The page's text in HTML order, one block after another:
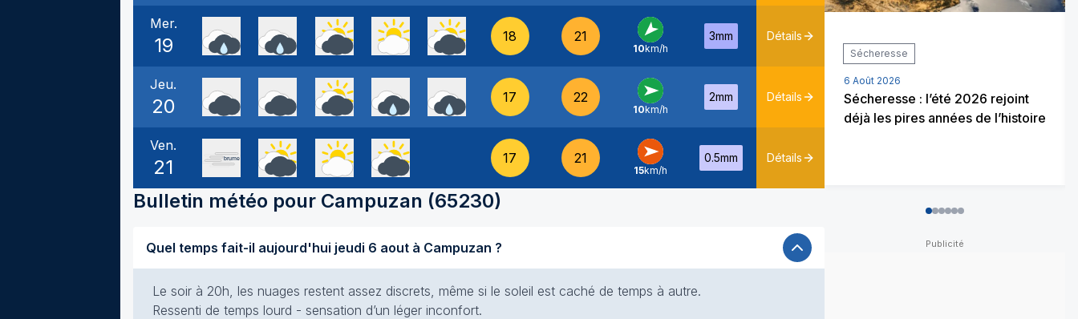
Mer.
19 18 21
NE -
10km/h
3mm Détails
Jeu.
20 17 22
O -
10km/h
2mm Détails
Ven.
21 17 21
O -
15km/h
0.5mm Détails
Bulletin météo pour Campuzan (65230)
Quel temps fait-il aujourd'hui jeudi 6 aout à Campuzan ?
Le soir à 20h, les nuages restent assez discrets, même si le soleil est caché de temps à autre.
Ressenti de temps lourd - sensation d’un léger inconfort.
Sécheresse
6 Août 2026
Sécheresse : l’été 2026 rejoint
déjà les pires années de l’histoire